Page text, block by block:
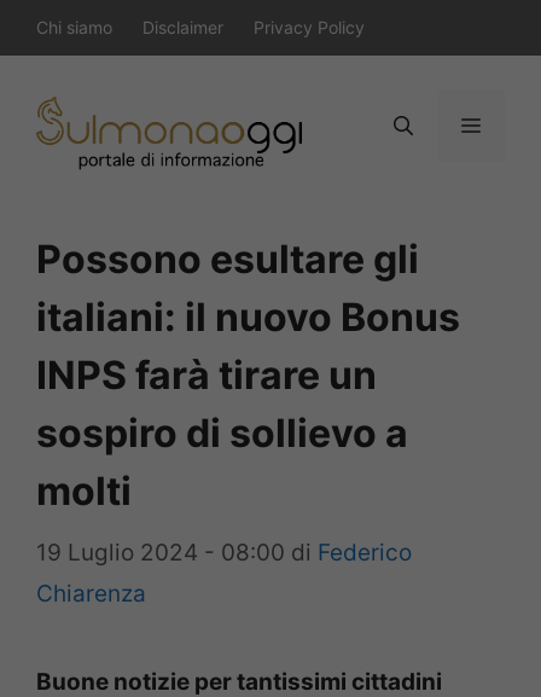
al
contenuto
Chi siamo Disclaimer Privacy Policy
Menu
Possono esultare gli
italiani: il nuovo Bonus
INPS farà tirare un
sospiro di sollievo a
molti
19 Luglio 2024 - 08:00 di Federico
Chiarenza
Buone notizie per tantissimi cittadini